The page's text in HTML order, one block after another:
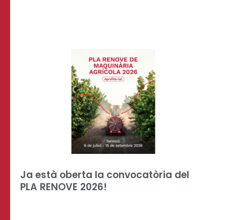
Ja està oberta la convocatòria del
PLA RENOVE 2026!